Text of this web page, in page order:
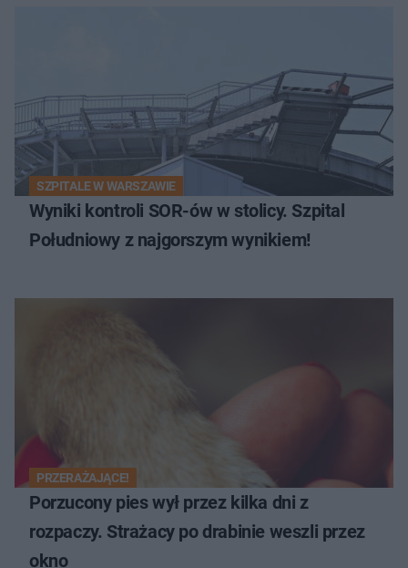
SZPITALE W WARSZAWIE
Wyniki kontroli SOR-ów w stolicy. Szpital
Południowy z najgorszym wynikiem!
PRZERAŻAJĄCE!
Porzucony pies wył przez kilka dni z
rozpaczy. Strażacy po drabinie weszli przez
okno